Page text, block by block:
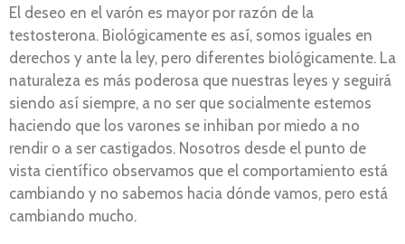
El deseo en el varón es mayor por razón de la
testosterona. Biológicamente es así, somos iguales en
derechos y ante la ley, pero diferentes biológicamente. La
naturaleza es más poderosa que nuestras leyes y seguirá
siendo así siempre, a no ser que socialmente estemos
haciendo que los varones se inhiban por miedo a no
rendir o a ser castigados. Nosotros desde el punto de
vista científico observamos que el comportamiento está
cambiando y no sabemos hacia dónde vamos, pero está
cambiando mucho.